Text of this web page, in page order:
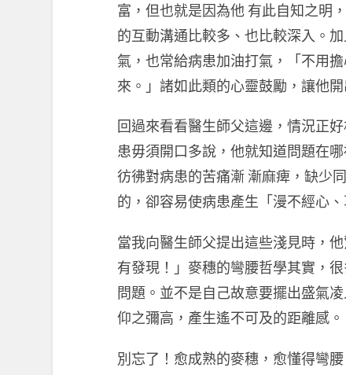
富，但也就是因為他 有此自知之明
的互動溝通比較多、也比較深入。
氣，也常給病患加油打氣，「不用
來。」諸如此類的心靈鼓勵，讓他
回過來看看醫生師父這邊，情況正
患毋須開口多說，他就知道問題在
彷彿對病患的苦痛漸 漸麻痺，缺少
的，卻容易使病患產生「漫不經心
當我向醫生師父提出這些淺見時，
有發現！」麥穗的彎腰哲學其實，
問題。並不是自己故意要擺出盛氣
仰之彌高，產生遙不可及的距離感。
別忘了！愈成熟的麥穗，愈懂得彎